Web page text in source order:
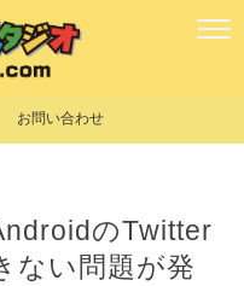
お問い合わせ
のTwitter
ない問題が発